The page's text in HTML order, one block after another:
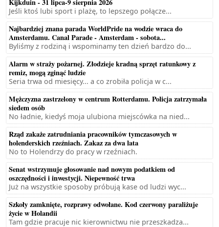
Kijkduin - 31 lipca-9 sierpnia 2026
Jeśli ktoś lubi sport i plażę, to lepszego połącze...
Najbardziej znana parada WorldPride na wodzie wraca do
Amsterdamu. Canal Parade - Amsterdam - sobota...
Byliśmy z rodziną i wspominamy ten dzień bardzo do...
Alarm w straży pożarnej. Złodzieje kradną sprzęt ratunkowy z
remiz, mogą zginąć ludzie
Seria trwa od miesięcy... a co zrobiła policja w c...
Mężczyzna zastrzelony w centrum Rotterdamu. Policja zatrzymała
siedem osób
No ładnie, kiedyś moja ulubiona miejscówka na nied...
Rząd zakaże zatrudniania pracowników tymczasowych w
holenderskich rzeźniach. Zakaz za dwa lata
No to Holendrzy do pracy w rzeźniach.
Senat wstrzymuje głosowanie nad nowym podatkiem od
oszczędności i inwestycji. Niepewność trwa
Już na wszystkie sposoby próbują kase od ludzi wyc...
Szkoły zamknięte, rozprawy odwołane. Kod czerwony paraliżuje
życie w Holandii
Tam gdzie pracuje nic kierownictwu nie przeszkadza...